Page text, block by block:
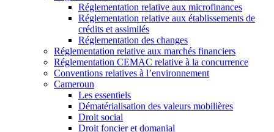
Réglementation relative aux microfinances
Réglementation relative aux établissements de
crédits et assimilés
Réglementation des changes
Réglementation relative aux marchés financiers
Réglementation CEMAC relative à la concurrence
Conventions relatives à l’environnement
Cameroun
Les essentiels
Dématérialisation des valeurs mobilières
Droit social
Droit foncier et domanial